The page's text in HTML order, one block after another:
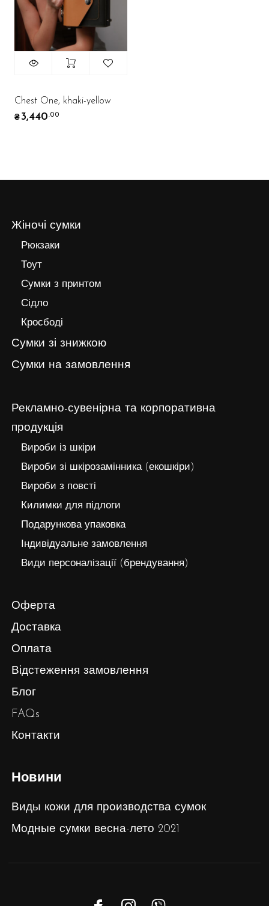
Chest One, khaki-yellow
₴3,440.00
Жіночі сумки
Рюкзаки
Тоут
Сумки з принтом
Сідло
Кросбоді
Сумки зі знижкою
Сумки на замовлення
Рекламно-сувенірна та корпоративна
продукція
Вироби із шкіри
Вироби зі шкірозамінника (екошкіри)
Вироби з повсті
Килимки для підлоги
Подарункова упаковка
Індивідуальне замовлення
Види персоналізації (брендування)
Оферта
Доставка
Оплата
Відстеження замовлення
Блог
FAQs
Контакти
Новини
Виды кожи для производства сумок
Модные сумки весна-лето 2021